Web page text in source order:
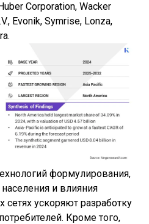
Corporation, Wacker
Evonik, Symrise, Lonza,
формулирования,
и влияния
ускоряют разработку
Кроме того,